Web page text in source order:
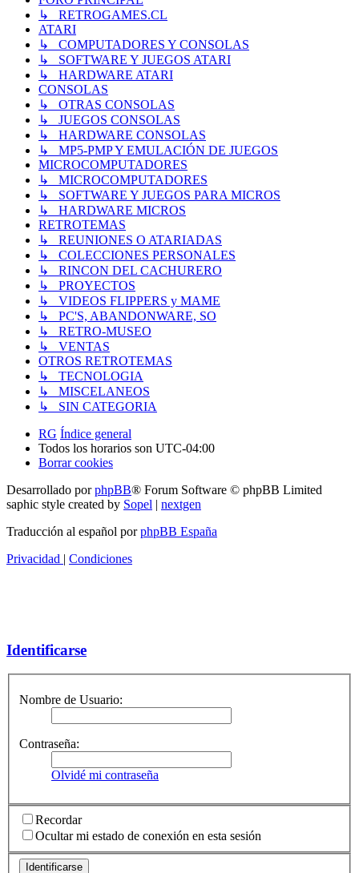
↳ RETROGAMES.CL
ATARI
↳ COMPUTADORES Y CONSOLAS
↳ SOFTWARE Y JUEGOS ATARI
↳ HARDWARE ATARI
CONSOLAS
↳ OTRAS CONSOLAS
↳ JUEGOS CONSOLAS
↳ HARDWARE CONSOLAS
↳ MP5-PMP Y EMULACIÓN DE JUEGOS
MICROCOMPUTADORES
↳ MICROCOMPUTADORES
↳ SOFTWARE Y JUEGOS PARA MICROS
↳ HARDWARE MICROS
RETROTEMAS
↳ REUNIONES O ATARIADAS
↳ COLECCIONES PERSONALES
↳ RINCON DEL CACHURERO
↳ PROYECTOS
↳ VIDEOS FLIPPERS y MAME
↳ PC'S, ABANDONWARE, SO
↳ RETRO-MUSEO
↳ VENTAS
OTROS RETROTEMAS
↳ TECNOLOGIA
↳ MISCELANEOS
↳ SIN CATEGORIA
RG Índice general
Todos los horarios son UTC-04:00
Borrar cookies
Desarrollado porphpBB® Forum Software © phpBB Limited
saphic style created by Sopel | nextgen
Traducción al español porphpBB España
Privacidad | Condiciones
Identificarse
Nombre de Usuario:
Contraseña:
Olvidé mi contraseña
Recordar
Ocultar mi estado de conexión en esta sesión